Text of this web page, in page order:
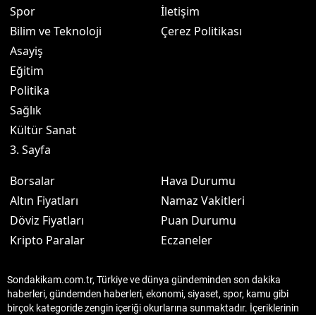
Spor
Bilim ve Teknoloji
Asayiş
Eğitim
Politika
Sağlık
Kültür Sanat
3. Sayfa
İletişim
Çerez Politikası
Borsalar
Altın Fiyatları
Döviz Fiyatları
Kripto Paralar
Hava Durumu
Namaz Vakitleri
Puan Durumu
Eczaneler
Sondakikam.com.tr, Türkiye ve dünya gündeminden son dakika
haberleri, gündemden haberleri, ekonomi, siyaset, spor, kamu gibi
birçok kategoride zengin içeriği okurlarına sunmaktadır. İçeriklerinin